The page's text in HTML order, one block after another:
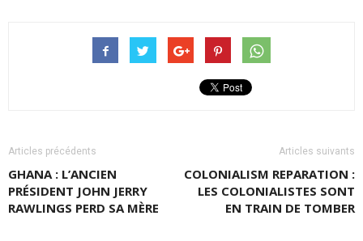
Articles précédents
GHANA : L’ANCIEN
PRÉSIDENT JOHN JERRY
RAWLINGS PERD SA MÈRE
Articles suivants
COLONIALISM REPARATION :
LES COLONIALISTES SONT
EN TRAIN DE TOMBER